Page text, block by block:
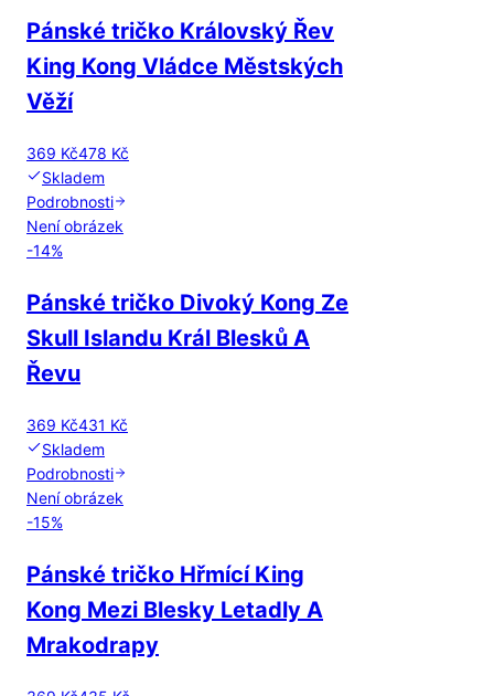
Pánské tričko Královský Řev
King Kong Vládce Městských
Věží
369 Kč478 Kč
Skladem
Podrobnosti
Není obrázek
-14%
Pánské tričko Divoký Kong Ze
Skull Islandu Král Blesků A
Řevu
369 Kč431 Kč
Skladem
Podrobnosti
Není obrázek
-15%
Pánské tričko Hřmící King
Kong Mezi Blesky Letadly A
Mrakodrapy